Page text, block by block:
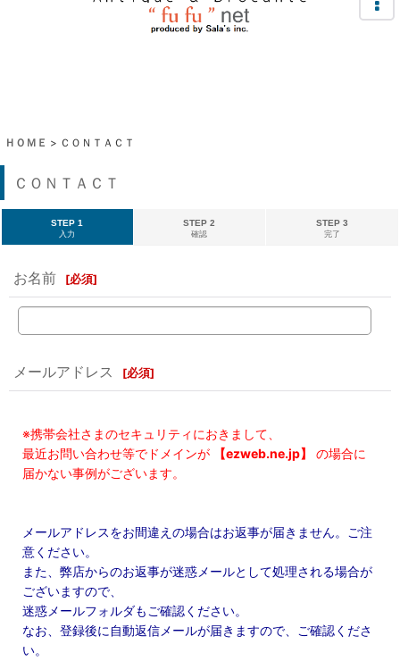
ＨＯＭＥ > ＣＯＮＴＡＣＴ
ＣＯＮＴＡＣＴ
STEP 1
入力
STEP 2
確認
STEP 3
完了
お名前 [必須]
メールアドレス [必須]
※携帯会社さまのセキュリティにおきまして、
最近お問い合わせ等でドメインが
【ezweb.ne.jp】
の場合に
届かない事例がございます。
メールアドレスをお間違えの場合はお返事が届きません。ご注
意ください。
また、弊店からのお返事が迷惑メールとして処理される場合が
ございますので、
迷惑メールフォルダもご確認ください。
なお、登録後に自動返信メールが届きますので、ご確認くださ
い。